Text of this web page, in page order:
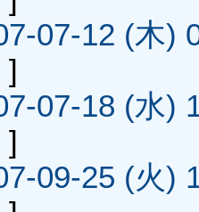
07-12 (木)
]
07-18 (水)
]
09-25 (火)